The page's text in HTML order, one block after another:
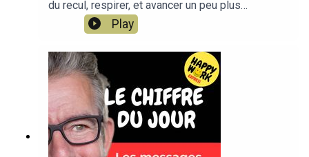
du recul, respirer, et avancer un peu plus
sereinement dans votre travail. Un conseil simple,
concret, applicable dès aujourd’hui. Un format
Berry.NOUVEAU : retrouvez moi sur WhatsApp sur
la chaîne Happy Work... pas de spam, c'est gratuit
et il n'y a que du feelgood !!! :
https://whatsapp.com/channel/0029VbBSSbM6B
IEm0yskHH2gEt pour retrouver tous mes
contenus, tests, articles, vidéos :
www.gchatelain.com
Play